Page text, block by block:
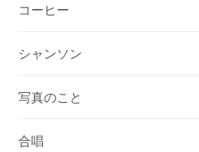
コーヒー
シャンソン
写真のこと
合唱